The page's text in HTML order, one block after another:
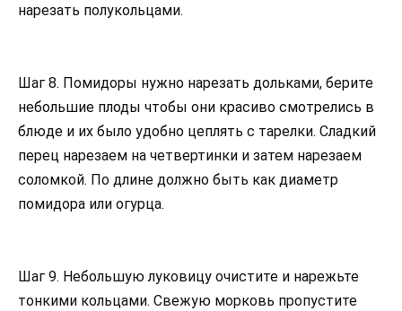
нарезать полукольцами.
Шаг 8. Помидоры нужно нарезать дольками, берите
небольшие плоды чтобы они красиво смотрелись в
блюде и их было удобно цеплять с тарелки. Сладкий
перец нарезаем на четвертинки и затем нарезаем
соломкой. По длине должно быть как диаметр
помидора или огурца.
Шаг 9. Небольшую луковицу очистите и нарежьте
тонкими кольцами. Свежую морковь пропустите